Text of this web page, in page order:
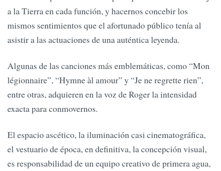
a la Tierra en cada función, y hacernos concebir los
mismos sentimientos que el afortunado público tenía al
asistir a las actuaciones de una auténtica leyenda.
Algunas de las canciones más emblemáticas, como “Mon
légionnaire”, “Hymne àl amour” y “Je ne regrette rien”,
entre otras, adquieren en la voz de Roger la intensidad
exacta para conmovernos.
El espacio ascético, la iluminación casi cinematográfica,
el vestuario de época, en definitiva, la concepción visual,
es responsabilidad de un equipo creativo de primera agua,